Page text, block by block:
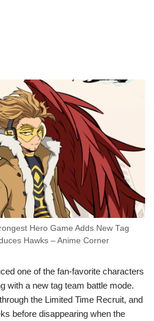
Hero Game Adds New Tag
Hawks – Anime Corner
one of the fan-favorite characters
with a new tag team battle mode.
the Limited Time Recruit, and
before disappearing when the